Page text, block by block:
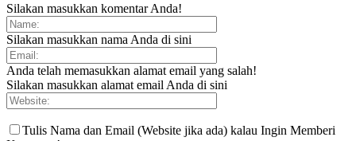
Silakan masukkan komentar Anda!
Silakan masukkan nama Anda di sini
Anda telah memasukkan alamat email yang salah!
Silakan masukkan alamat email Anda di sini
Tulis Nama dan Email (Website jika ada) kalau Ingin Memberi